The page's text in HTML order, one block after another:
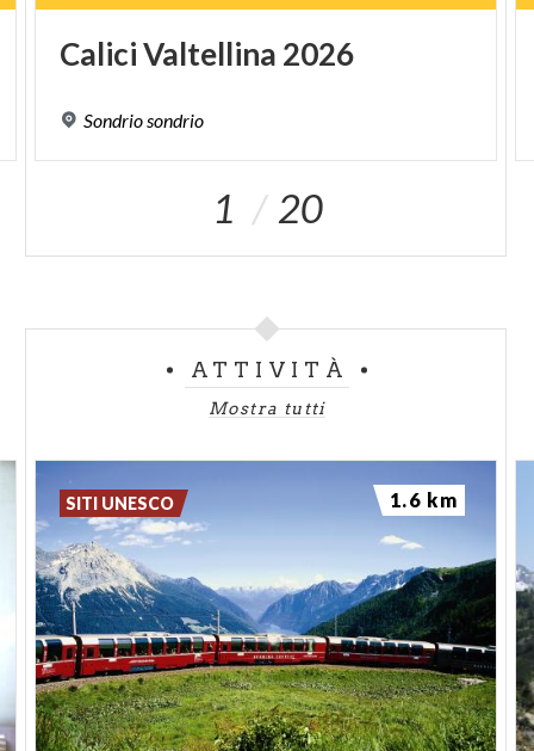
CaliciValtellina 2026
Sondrio sondrio
1 20
ATTIVITÀ
Mostra tutti
SITI UNESCO 1.6 km